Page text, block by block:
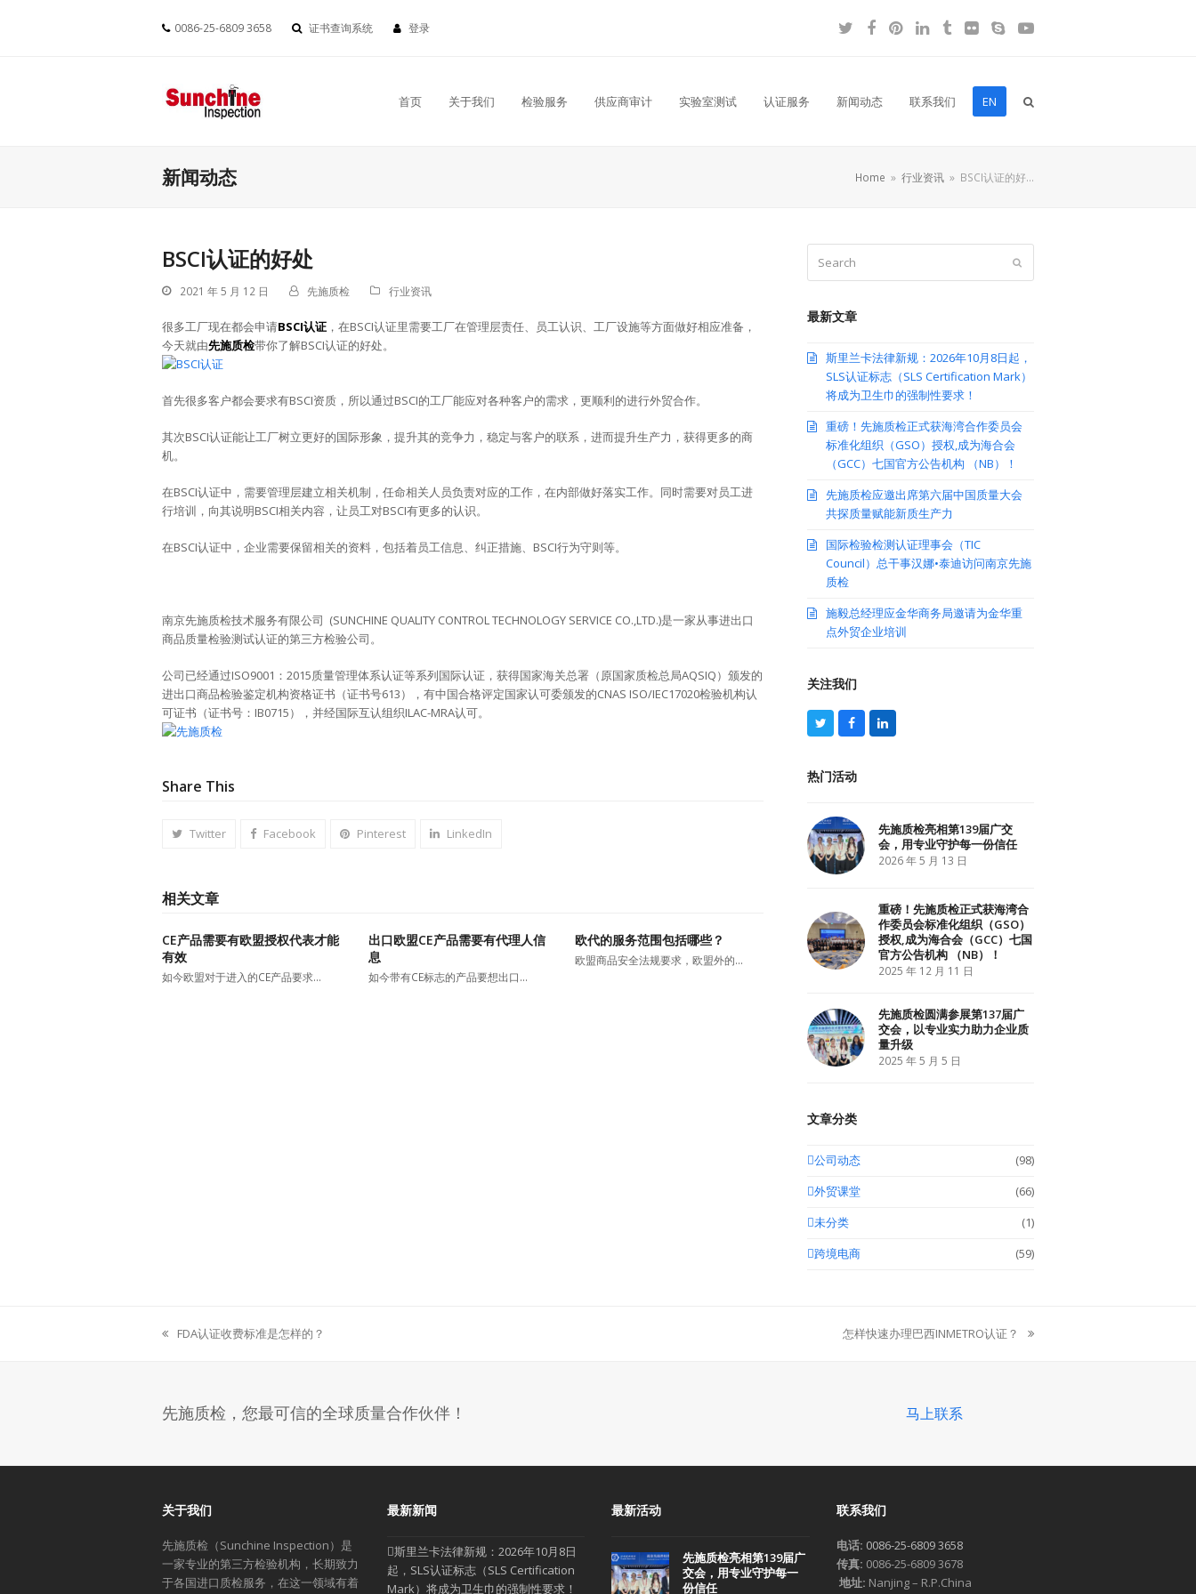
0086-25-6809 3658 证书查询系统 登录 Twitter
Facebook
Pinterest
LinkedIn
Tumblr
FlickrSkypeYouTube
首页 关于我们 检验服务 供应商审计 实验室测试 认证服务 新闻动态 联系我们 EN
新闻动态 Home » 行业资讯 » BSCI认证的好…
BSCI认证的好处
2021 年 5 月 12 日 先施质检 行业资讯
很多工厂现在都会申请BSCI认证 ，在BSCI认证里需要工厂在管理层责任、员工认识、工厂设施等方面做好相应准备，
今天就由先施质检带你了解BSCI认证的好处。
首先很多客户都会要求有BSCI资质，所以通过BSCI的工厂能应对各种客户的需求，更顺利的进行外贸合作。
其次BSCI认证能让工厂树立更好的国际形象，提升其的竞争力，稳定与客户的联系，进而提升生产力，获得更多的商
机。
在BSCI认证中，需要管理层建立相关机制，任命相关人员负责对应的工作，在内部做好落实工作。同时需要对员工进
行培训，向其说明BSCI相关内容，让员工对BSCI有更多的认识。
在BSCI认证中，企业需要保留相关的资料，包括着员工信息、纠正措施、BSCI行为守则等。
南京先施质检技术服务有限公司 (SUNCHINE QUALITY CONTROL TECHNOLOGY SERVICE CO.,LTD.)是一家从事进出口
商品质量检验测试认证的第三方检验公司。
公司已经通过ISO9001：2015质量管理体系认证等系列国际认证，获得国家海关总署（原国家质检总局AQSIQ）颁发的
进出口商品检验鉴定机构资格证书（证书号613），有中国合格评定国家认可委颁发的CNAS ISO/IEC17020检验机构认
可证书（证书号：IB0715），并经国际互认组织ILAC-MRA认可。
Share This
Twitter Facebook Pinterest LinkedIn
相关文章
CE产品需要有欧盟授权代表才能
有效
如今欧盟对于进入的CE产品要求…
出口欧盟CE产品需要有代理人信
息
如今带有CE标志的产品要想出口…
欧代的服务范围包括哪些？
欧盟商品安全法规要求，欧盟外的…
最新文章
斯里兰卡法律新规：2026年10月8日起，
SLS认证标志（SLS Certification Mark）
将成为卫生巾的强制性要求！
重磅！先施质检正式获海湾合作委员会
标准化组织（GSO）授权,成为海合会
（GCC）七国官方公告机构 （NB）！
先施质检应邀出席第六届中国质量大会
共探质量赋能新质生产力
国际检验检测认证理事会（TIC
Council）总干事汉娜•泰迪访问南京先施
质检
施毅总经理应金华商务局邀请为金华重
点外贸企业培训
关注我们
T
w
t
t
F
a
b
L
i
热门活动
先施质检亮相第139届广交
会，用专业守护每一份信任
2026 年 5 月 13 日
重磅！先施质检正式获海湾合
作委员会标准化组织（GSO）
授权,成为海合会（GCC）七国
官方公告机构 （NB）！
2025 年 12 月 11 日
先施质检圆满参展第137届广
交会，以专业实力助力企业质
量升级
2025 年 5 月 5 日
文章分类
公司动态
(98)
外贸课堂
(66)
未分类
(1)
跨境电商
(59)
previous
FDA认证收费标准是怎样的？
next
怎样快速办理巴西INMETRO认证？
先施质检，您最可信的全球质量合作伙伴！ 马上联系
关于我们
先施质检（Sunchine Inspection）是
一家专业的第三方检验机构，长期致力
于各国进口质检服务，在这一领域有着
最新新闻
斯里兰卡法律新规：2026年10月8日
起，SLS认证标志（SLS Certification
Mark）将成为卫生巾的强制性要求！
最新活动
先施质检亮相第139届广
交会，用专业守护每一
份信任
联系我们
电话: 0086-25-6809 3658
传真: 0086-25-6809 3678
地址: Nanjing – R.P.China